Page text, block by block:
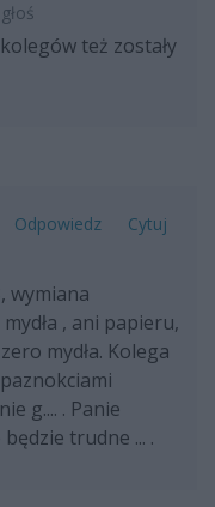
też zostały
Odpowiedz
Cytuj
wymiana
, ani papieru,
mydła. Kolega
g.... . Panie
trudne ... .